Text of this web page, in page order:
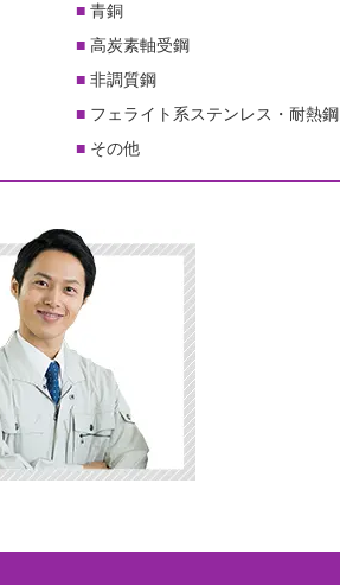
青銅
高炭素軸受鋼
非調質鋼
フェライト系ステンレス・耐熱鋼
その他